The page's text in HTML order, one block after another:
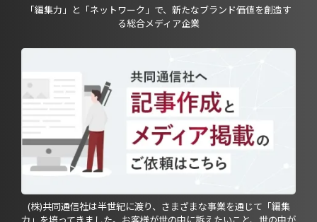
「編集力」と「ネットワーク」で、新たなブランド価値を創造す
る総合メディア企業
(株)共同通信社は半世紀に渡り、さまざまな事業を通じて「編集
力」を培ってきました。お客様が世の中に訴えたいこと、世の中が